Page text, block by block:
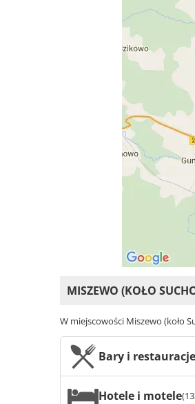
MISZEWO (KOŁO
W miejscowości Miszewo (koło
Bary i restauracje
Hotele i motele